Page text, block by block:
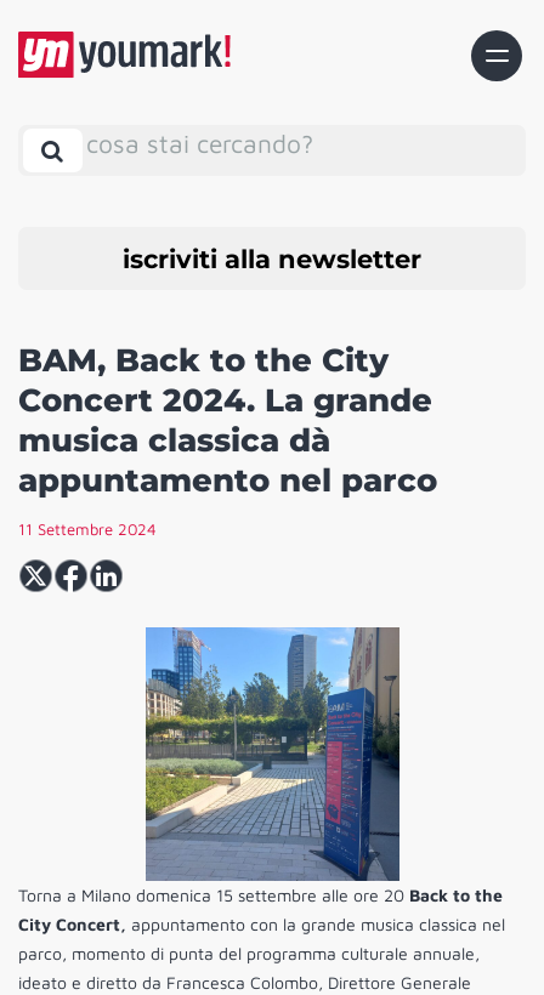
cosa stai cercando?
iscriviti alla newsletter
BAM, Back to the City
Concert 2024. La grande
musica classica dà
appuntamento nel parco
11 Settembre 2024
Torna a Milano domenica 15 settembre alle ore 20 Back to the
City Concert, appuntamento con la grande musica classica nel
parco, momento di punta del programma culturale annuale,
ideato e diretto da Francesca Colombo, Direttore Generale